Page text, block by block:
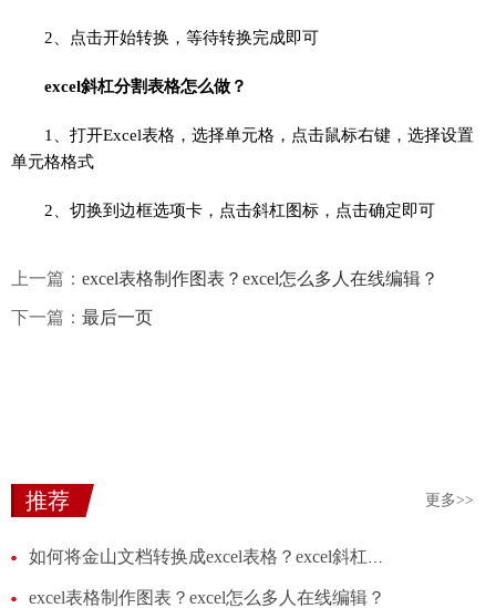
2、点击开始转换，等待转换完成即可
excel斜杠分割表格怎么做？
1、打开Excel表格，选择单元格，点击鼠标右键，选择设置
单元格格式
2、切换到边框选项卡，点击斜杠图标，点击确定即可
上一篇： excel表格制作图表？excel怎么多人在线编辑？
下一篇： 最后一页
推荐 更多>>
如何将金山文档转换成excel表格？excel斜杠分割表格怎么做？
excel表格制作图表？excel怎么多人在线编辑？